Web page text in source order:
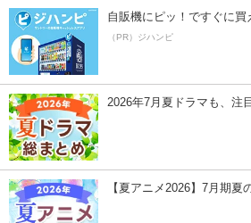
自販機にピッ！ですぐに買
（PR）ジハンピ
2026年7月夏ドラマも、注
【夏アニメ2026】7月期夏